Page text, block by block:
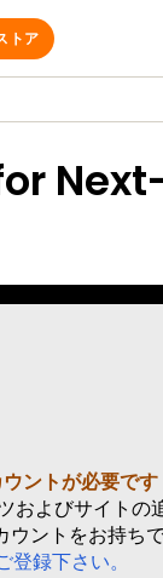
トア
ントが必要です
およびサイトの
ウントをお持ち
登録下さい。